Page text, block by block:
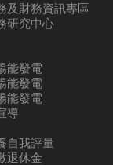
及財務資訊專區
研究中心
能發電
能發電
能發電
導
自我評量
退休金